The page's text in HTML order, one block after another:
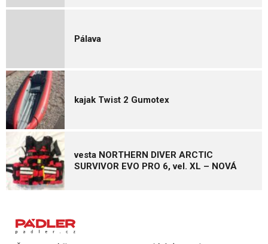
Pálava
kajak Twist 2 Gumotex
vesta NORTHERN DIVER ARCTIC
SURVIVOR EVO PRO 6, vel. XL – NOVÁ